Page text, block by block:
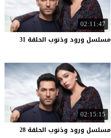
02:11:47
مسلسل ورود وذنوب الحلقة 31
02:15:15
مسلسل ورود وذنوب الحلقة 28